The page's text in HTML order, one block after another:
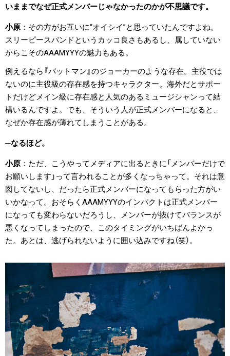
いままでなぜ正式メンバーじゃなかったのかが不思議です。
小原
その方がお互いに“オイシイ”と思っていたんですよね。
スリーピースバンドというカッコ良さもあるし、属していない
からこそのAAAMYYYの魅力もある。
例えるなら『バットマン』のジョーカーのような存在。主役では
ないのに主役級の存在感を持つキャラクター。海外だとサポー
トだけどメイン級に存在感と人気のあるミュージシャンって結
構いるんですよ。でも、そういう人が正式メンバーになると、
なぜか存在感が薄れてしまうことがある。
なるほど。
小原
ただ、こうやってメディアに出るときに「メンバーだけで
お願いします」って言われることが多くなっちゃって。それは意
図してないし、だったら正式メンバーになってもらった方がい
いかなって。おそらくAAAMYYYのインパクトは正式メンバー
になっても変わらないだろうし、メンバーが抜けてバランスが
悪くなってしまったので、このタイミングがいちばんよかっ
た。あとは、逃げられないように囲い込みですね（笑）。